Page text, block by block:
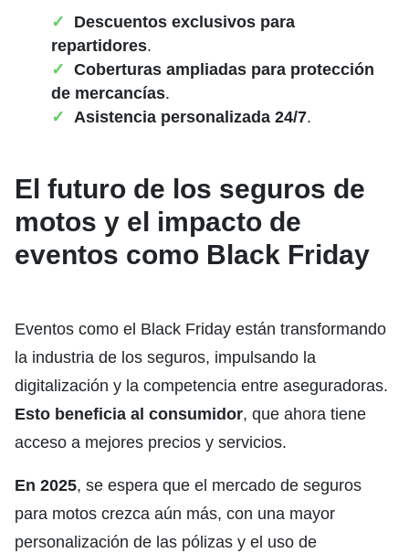
Descuentos exclusivos para
repartidores.
Coberturas ampliadas para protección
de mercancías.
Asistencia personalizada 24/7.
El futuro de los seguros de
motos y el impacto de
eventos como Black Friday
Eventos como el Black Friday están transformando
la industria de los seguros, impulsando la
digitalización y la competencia entre aseguradoras.
Esto beneficia al consumidor, que ahora tiene
acceso a mejores precios y servicios.
En 2025, se espera que el mercado de seguros
para motos crezca aún más, con una mayor
personalización de las pólizas y el uso de